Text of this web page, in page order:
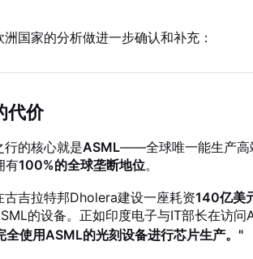
国家的分析做进一步确认和补充：
代价
的核心就是ASML——全球唯一能生产高
有100%的全球垄断地位。
吉拉特邦Dholera建设一座耗资140亿美
的设备。正如印度电子与IT部长在访问
使用ASML的光刻设备进行芯片生产。"